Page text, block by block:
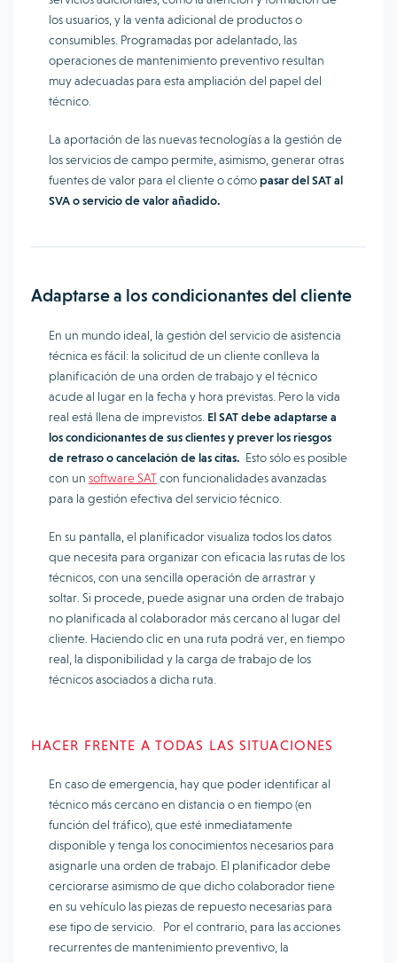
los usuarios, y la venta adicional de productos o
consumibles. Programadas por adelantado, las
operaciones de mantenimiento preventivo resultan
muy adecuadas para esta ampliación del papel del
técnico.
La aportación de las nuevas tecnologías a la gestión de
los servicios de campo permite, asimismo, generar otras
fuentes de valor para el cliente o cómopasar del SAT al
SVA o servicio de valor añadido.
Adaptarse a los condicionantes del cliente
En un mundo ideal, la gestión del servicio de asistencia
técnica es fácil: la solicitud de un cliente conlleva la
planificación de una orden de trabajo y el técnico
acude al lugar en la fecha y hora previstas. Pero la vida
real está llena de imprevistos. El SAT debe adaptarse a
los condicionantes de sus clientes y prever los riesgos
de retraso o cancelación de las citas. Esto sólo es posible
con un software SATcon funcionalidades avanzadas
para la gestión efectiva del servicio técnico.
En su pantalla, el planificador visualiza todos los datos
que necesita para organizar con eficacia las rutas de los
técnicos, con una sencilla operación de arrastrar y
soltar. Si procede, puede asignar una orden de trabajo
no planificada al colaborador más cercano al lugar del
cliente. Haciendo clic en una ruta podrá ver, en tiempo
real, la disponibilidad y la carga de trabajo de los
técnicos asociados a dicha ruta.
HACER FRENTE A TODAS LAS SITUACIONES
En caso de emergencia, hay que poder identificar al
técnico más cercano en distancia o en tiempo (en
función del tráfico), que esté inmediatamente
disponible y tenga los conocimientos necesarios para
asignarle una orden de trabajo. El planificador debe
cerciorarse asimismo de que dicho colaborador tiene
en su vehículo las piezas de repuesto necesarias para
ese tipo de servicio. Por el contrario, para las acciones
recurrentes de mantenimiento preventivo, la